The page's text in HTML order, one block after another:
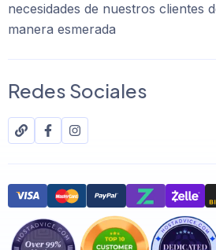
necesidades de nuestros clientes
manera esmerada
Redes Sociales